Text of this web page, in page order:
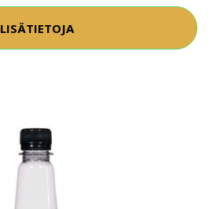
LISÄTIETOJA